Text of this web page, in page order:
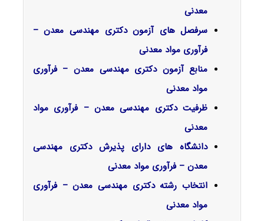
معدنی
سرفصل‌ های آزمون دکتری مهندسی معدن –
فرآوری مواد معدنی
منابع آزمون دکتری مهندسی معدن – فرآوری
مواد معدنی
ظرفیت دکتری مهندسی معدن – فرآوری مواد
معدنی
دانشگاه های دارای پذیرش دکتری مهندسی
معدن – فرآوری مواد معدنی
انتخاب رشته دکتری مهندسی معدن – فرآوری
مواد معدنی